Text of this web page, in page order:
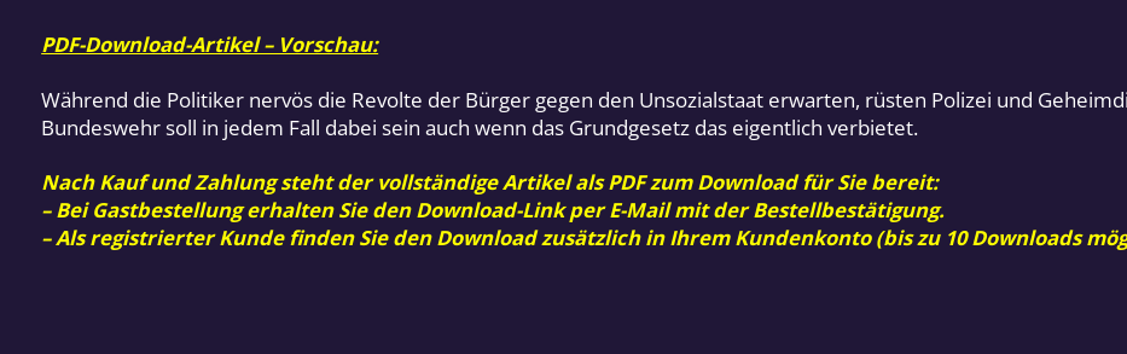
PDF-Download-Artikel – Vorschau:
Während die Politiker nervös die Revolte der Bürger gegen den Unsozialstaat erwarten, rüsten Polizei und
Bundeswehr soll in jedem Fall dabei sein auch wenn das Grundgesetz das eigentlich verbietet.
Nach Kauf und Zahlung steht der vollständige Artikel als PDF zum Download für Sie bereit:
– Bei Gastbestellung erhalten Sie den Download-Link per E-Mail mit der Bestellbestätigung.
– Als registrierter Kunde finden Sie den Download zusätzlich in Ihrem Kundenkonto (bis zu 10 Downloads